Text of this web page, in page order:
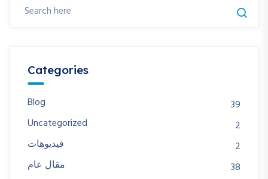
Categories
Blog
39
Uncategorized
2
فيديوهات
2
مقال عام
38